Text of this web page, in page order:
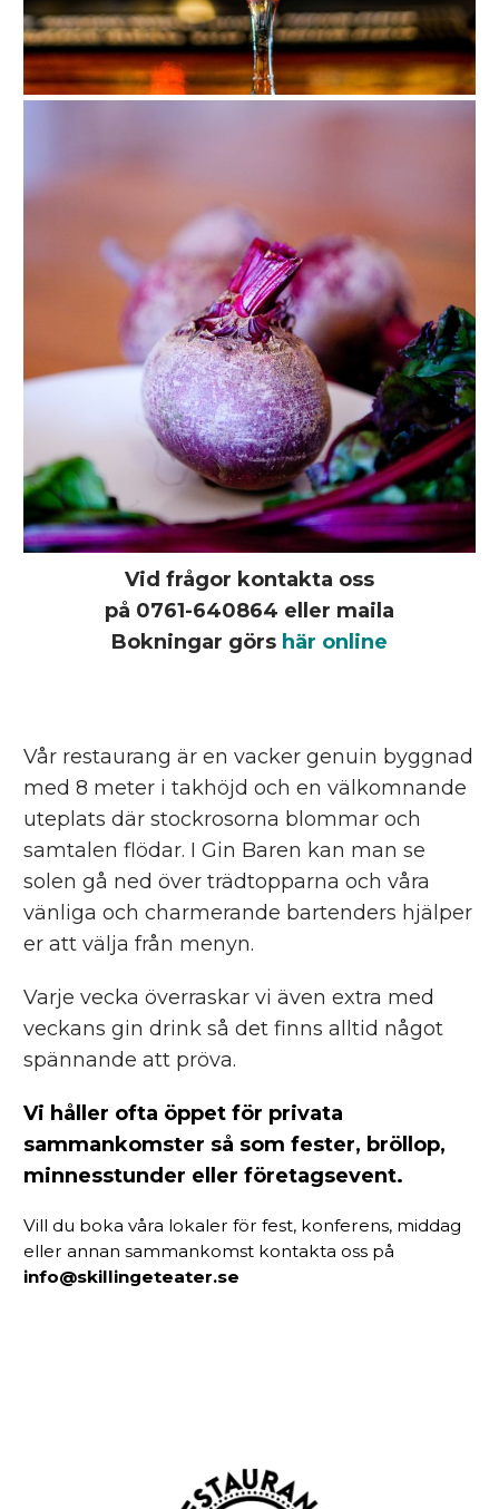
Vid frågor kontakta oss
på 0761-640864 eller maila
Bokningar görs här online
Vår restaurang är en vacker genuin byggnad
med 8 meter i takhöjd och en välkomnande
uteplats där stockrosorna blommar och
samtalen flödar. I Gin Baren kan man se
solen gå ned över trädtopparna och våra
vänliga och charmerande bartenders hjälper
er att välja från menyn.
Varje vecka överraskar vi även extra med
veckans gin drink så det finns alltid något
spännande att pröva.
Vi håller ofta öppet för privata
sammankomster så som fester, bröllop,
minnesstunder eller företagsevent.
Vill du boka våra lokaler för fest, konferens, middag
eller annan sammankomst kontakta oss på
info@skillingeteater.se